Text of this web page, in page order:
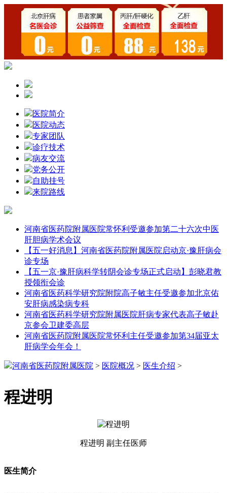
医院简介
医院动态
专家团队
诊疗技术
病友交流
党务公开
自助挂号
来院路线
河南省医药院附属医院常怀利受邀参加第二十六次中医
肝胆病学术会议
【五一好消息】河南省医药院附属医院启动京·豫肝病会
诊专场
【五一京·豫肝病科学转阴会诊专场正式启动】彭晓君教
授领衔会诊
河南省医药科学研究院附院高子敏主任受邀参加北京佑
安肝病感染病专科
河南省医药科学研究院附属医院肝病专家代表高子敏赴
京参会卫建委高层
河南省医药院附属医院常怀利主任受邀参加第34届亚太
肝病学会年会！
河南省医药院附属医院 > 医院概况 > 医生介绍 >
程进明
程进明 副主任医师
医生简介